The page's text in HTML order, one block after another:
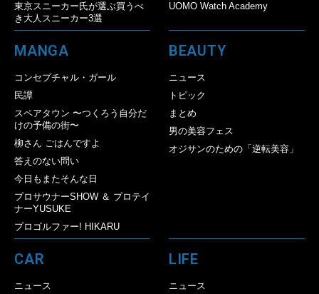
東京スニーカー氏が選ぶ買うべ
き大人スニーカー3選
UOMO Watch Academy
MANGA
コンセプチャル・ガール
民譚
スペアタウン 〜つくろう自分だ
けの予備の街〜
柳さん ごはんですよ
答えのない問い
今日もまたそんな日
プロサウナーSHOW ＆ プロテイ
ナーYUSUKE
プロゴルファー! HIKARU
BEAUTY
ニュース
トピック
まとめ
男の美容フェス
オジサンのための「逆転美容」
CAR
ニュース
LIFE
ニュース